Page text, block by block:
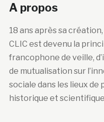
A propos
18 ans après sa
CLIC est devenu la
francophone de veille,
de mutualisation sur
sociale dans les lieux
historique et